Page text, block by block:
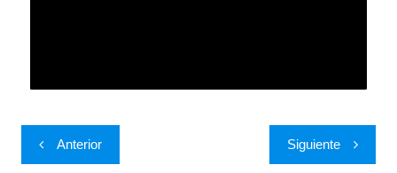
Anterior Siguiente